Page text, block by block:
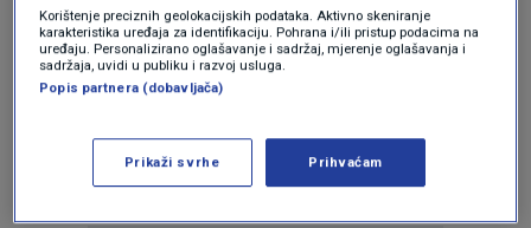
Budi prvi koji će ostaviti komentar
Korištenje preciznih geolokacijskih podataka. Aktivno skeniranje
karakteristika uređaja za identifikaciju. Pohrana i/ili pristup podacima na
uređaju. Personalizirano oglašavanje i sadržaj, mjerenje oglašavanja i
sadržaja, uvidi u publiku i razvoj usluga.
Popis partnera (dobavljača)
Prikaži svrhe Prihvaćam